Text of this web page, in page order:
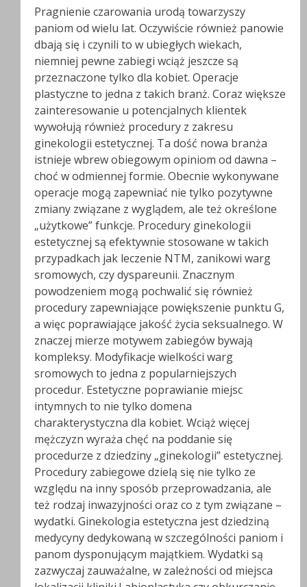
Pragnienie czarowania urodą towarzyszy
paniom od wielu lat. Oczywiście również panowie
dbają się i czynili to w ubiegłych wiekach,
niemniej pewne zabiegi wciąż jeszcze są
przeznaczone tylko dla kobiet. Operacje
plastyczne to jedna z takich branż. Coraz większe
zainteresowanie u potencjalnych klientek
wywołują również procedury z zakresu
ginekologii estetycznej. Ta dość nowa branża
istnieje wbrew obiegowym opiniom od dawna –
choć w odmiennej formie. Obecnie wykonywane
operacje mogą zapewniać nie tylko pozytywne
zmiany związane z wyglądem, ale też określone
„użytkowe” funkcje. Procedury ginekologii
estetycznej są efektywnie stosowane w takich
przypadkach jak leczenie NTM, zanikowi warg
sromowych, czy dyspareunii. Znacznym
powodzeniem mogą pochwalić się również
procedury zapewniające powiększenie punktu G,
a więc poprawiające jakość życia seksualnego. W
znaczej mierze motywem zabiegów bywają
kompleksy. Modyfikacje wielkości warg
sromowych to jedna z popularniejszych
procedur. Estetyczne poprawianie miejsc
intymnych to nie tylko domena
charakterystyczna dla kobiet. Wciąż więcej
mężczyzn wyraża chęć na poddanie się
procedurze z dziedziny „ginekologii” estetycznej.
Procedury zabiegowe dzielą się nie tylko ze
względu na inny sposób przeprowadzania, ale
też rodzaj inwazyjności oraz co z tym związane –
wydatki. Ginekologia estetyczna jest dziedziną
medycyny dedykowaną w szczególności paniom i
panom dysponującym majątkiem. Wydatki są
zazwyczaj zauważalne, w zależności od miejsca